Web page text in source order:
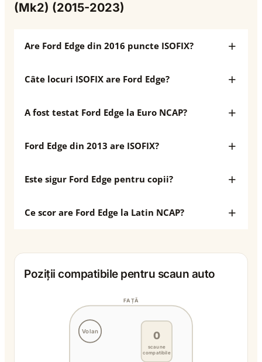
(Mk2) (2015-2023)
Are Ford Edge din 2016 puncte ISOFIX?
Câte locuri ISOFIX are Ford Edge?
A fost testat Ford Edge la Euro NCAP?
Ford Edge din 2013 are ISOFIX?
Este sigur Ford Edge pentru copii?
Ce scor are Ford Edge la Latin NCAP?
Poziții compatibile pentru scaun auto
Volan
FAȚĂ
0
scaune
compatibile